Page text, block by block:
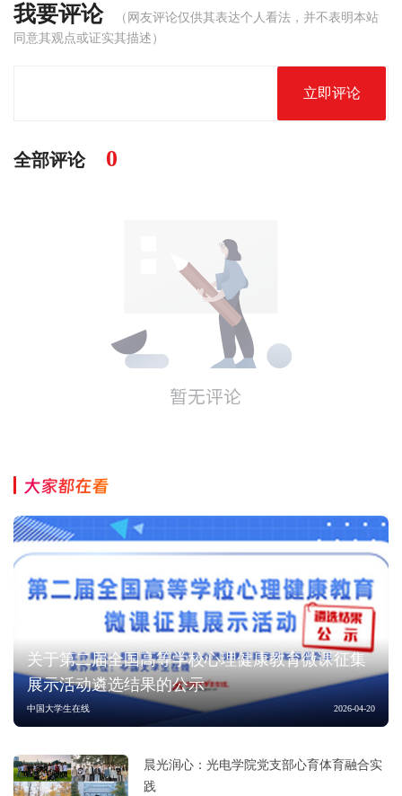
我要评论
（网友评论仅供其表达个人看法，并不表明本站
同意其观点或证实其描述）
立即评论
全部评论 0
大家都在看
关于第二届全国高等学校心理健康教育微课征集
展示活动遴选结果的公示
中国大学生在线 2026-04-20
晨光润心：光电学院党支部心育体育融合实
践